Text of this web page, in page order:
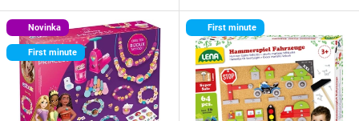
Novinka
First minute
First minute